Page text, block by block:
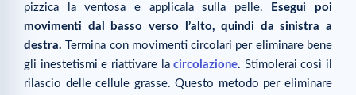
pizzica la ventosa e applicala sulla pelle.
Esegui poi
movimenti dal basso verso l’alto, quindi da sinistra a
destra. Termina con movimenti circolari per eliminare bene
gli inestetismi e riattivare lacircolazione. Stimolerai così il
rilascio delle cellule grasse. Questo metodo per eliminare